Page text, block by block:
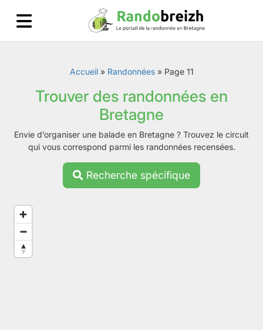
Accueil» Randonnées» Page 11
Trouver des randonnées en
Bretagne
Envie d’organiser une balade en Bretagne ? Trouvez le circuit
qui vous correspond parmi les randonnées recensées.
Recherche spécifique